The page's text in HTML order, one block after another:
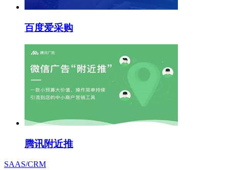
百度爱采购
腾讯附近推
SAAS/CRM